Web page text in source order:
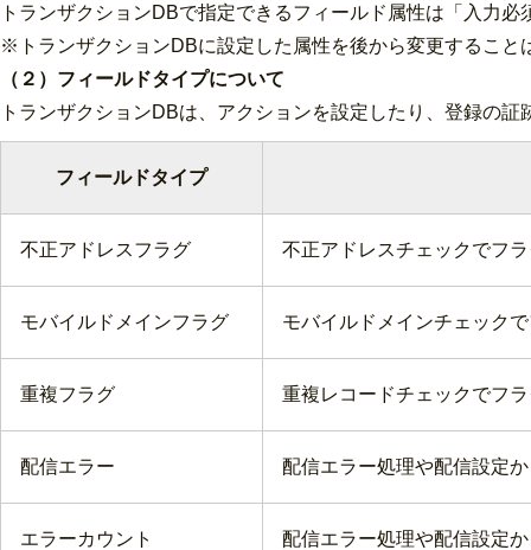
トランザクションDBで指定できるフィールド属性は「入力
※トランザクションDBに設定した属性を後から変更すること
（２）フィールドタイプについて
トランザクションDBは、アクションを設定したり、登録の
フィールドタイプ
不正アドレスフラグ 不正アドレスチェックでフ
モバイルドメインフラグ モバイルドメインチェック
重複フラグ 重複レコードチェックでフ
配信エラー 配信エラー処理や配信設定
エラーカウント 配信エラー処理や配信設定